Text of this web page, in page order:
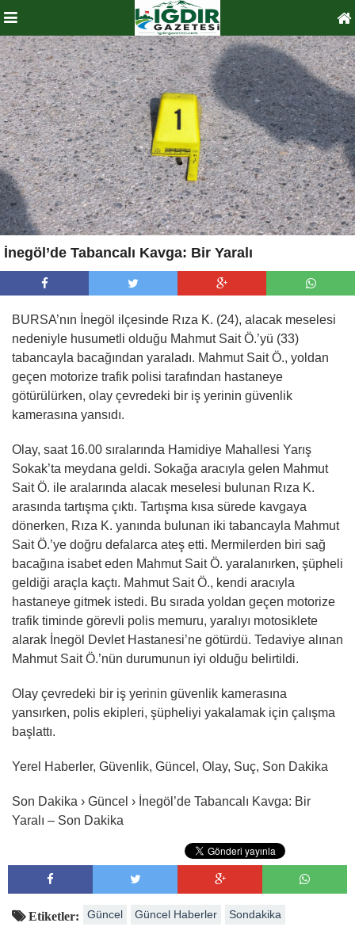
İnegöl’de Tabancalı Kavga: Bir Yaralı
BURSA’nın İnegöl ilçesinde Rıza K. (24), alacak meselesi
nedeniyle husumetli olduğu Mahmut Sait Ö.’yü (33)
tabancayla bacağından yaraladı. Mahmut Sait Ö., yoldan
geçen motorize trafik polisi tarafından hastaneye
götürülürken, olay çevredeki bir iş yerinin güvenlik
kamerasına yansıdı.
Olay, saat 16.00 sıralarında Hamidiye Mahallesi Yarış
Sokak’ta meydana geldi. Sokağa aracıyla gelen Mahmut
Sait Ö. ile aralarında alacak meselesi bulunan Rıza K.
arasında tartışma çıktı. Tartışma kısa sürede kavgaya
dönerken, Rıza K. yanında bulunan iki tabancayla Mahmut
Sait Ö.’ye doğru defalarca ateş etti. Mermilerden biri sağ
bacağına isabet eden Mahmut Sait Ö. yaralanırken, şüpheli
geldiği araçla kaçtı. Mahmut Sait Ö., kendi aracıyla
hastaneye gitmek istedi. Bu sırada yoldan geçen motorize
trafik timinde görevli polis memuru, yaralıyı motosiklete
alarak İnegöl Devlet Hastanesi’ne götürdü. Tedaviye alınan
Mahmut Sait Ö.’nün durumunun iyi olduğu belirtildi.
Olay çevredeki bir iş yerinin güvenlik kamerasına
yansırken, polis ekipleri, şüpheliyi yakalamak için çalışma
başlattı.
Yerel Haberler, Güvenlik, Güncel, Olay, Suç, Son Dakika
Son Dakika › Güncel › İnegöl’de Tabancalı Kavga: Bir
Yaralı – Son Dakika
Etiketler: Güncel Güncel Haberler Sondakika